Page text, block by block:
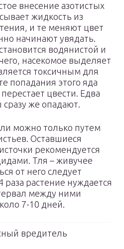
внесение азотистых
жидкость из
и те меняют цвет
начинают увядать.
водянистой и
насекомое выделяет
токсичным для
попадания этого яда
цвести. Едва
же опадают.
можно только путем
Оставшиеся
рекомендуется
Тля – живучее
от него следует
растение нуждается
между ними
7-10 дней.
вредитель